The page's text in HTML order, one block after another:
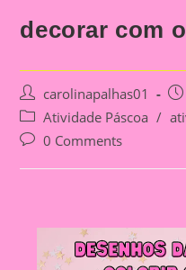
decorar com
Post
author:
carolinapalhas01
Post
category:
Atividade Páscoa /
Post0 Comments